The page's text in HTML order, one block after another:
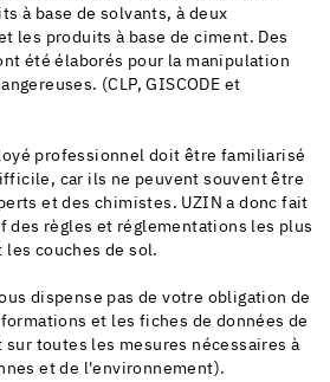
à base de solvants, à deux
les produits à base de ciment. Des
été élaborés pour la manipulation
(CLP, GISCODE et
professionnel doit être familiarisé
car ils ne peuvent souvent être
et des chimistes. UZIN a donc fait
des règles et réglementations les plus
couches de sol.
dispense pas de votre obligation de
et les fiches de données de
toutes les mesures nécessaires à
et de l'environnement).